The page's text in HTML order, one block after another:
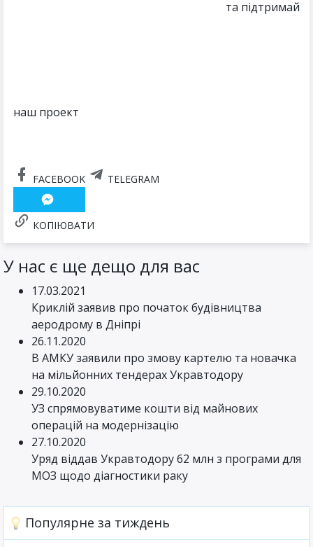
та підтримай
наш проект
FACEBOOK TELEGRAM
КОПІЮВАТИ
У нас є ще дещо для вас
17.03.2021
Криклій заявив про початок будівництва
аеродрому в Дніпрі
26.11.2020
В АМКУ заявили про змову картелю та новачка
на мільйонних тендерах Укравтодору
29.10.2020
УЗ спрямовуватиме кошти від майнових
операцій на модернізацію
27.10.2020
Уряд віддав Укравтодору 62 млн з програми для
МОЗ щодо діагностики раку
Популярне за тиждень